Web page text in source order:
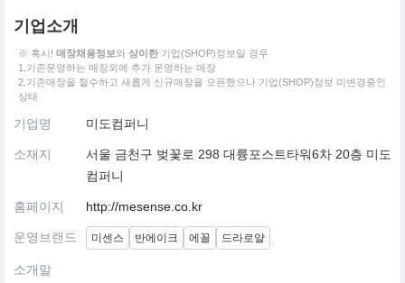
기업소개
※ 혹시! 매장채용정보와 상이한 기업(SHOP)정보일 경우
1.기존운영하는 매장외에 추가 운영하는 매장
2.기존매장을 철수하고 새롭게 신규매장을 오픈했으나 기업(SHOP)정보 미변경중인
상태
기업명 미도컴퍼니
소재지
서울 금천구 벚꽃로 298 대륭포스트타워6차 20층 미도
컴퍼니
홈페이지 http://mesense.co.kr
운영브랜드 미센스 반에이크 에꼴 드라로얄
소개말